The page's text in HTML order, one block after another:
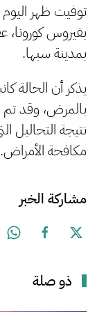
توفيت ظهر اليوم
بفيروس كورونا،
بمدينة سبها.
يذكر أن الحالة
بالمرض، وقد
نتيجة التحاليل
مكافحة الأمراض.
مشاركة الخبر
ذو صلة